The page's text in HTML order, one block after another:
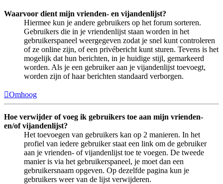
Waarvoor dient mijn vrienden- en vijandenlijst?
Hiermee kun je andere gebruikers op het forum sorteren.
Gebruikers die in je vriendenlijst staan worden in het
gebruikerspaneel weergegeven zodat je snel kunt controleren
of ze online zijn, of een privébericht kunt sturen. Tevens is het
mogelijk dat hun berichten, in je huidige stijl, gemarkeerd
worden. Als je een gebruiker aan je vijandenlijst toevoegt,
worden zijn of haar berichten standaard verborgen.
Omhoog
Hoe verwijder of voeg ik gebruikers toe aan mijn vrienden-
en/of vijandenlijst?
Het toevoegen van gebruikers kan op 2 manieren. In het
profiel van iedere gebruiker staat een link om de gebruiker
aan je vrienden- of vijandenlijst toe te voegen. De tweede
manier is via het gebruikerspaneel, je moet dan een
gebruikersnaam opgeven. Op dezelfde pagina kun je
gebruikers weer van de lijst verwijderen.